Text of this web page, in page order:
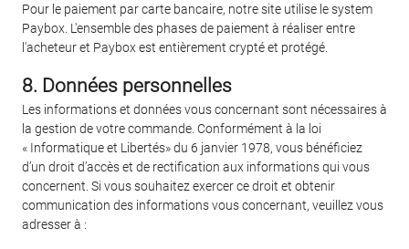
Pour le paiement par carte bancaire, notre site utilise le system
Paybox. L'ensemble des phases de paiement à réaliser entre
l'acheteur et Paybox est entièrement crypté et protégé.
8. Données personnelles
Les informations et données vous concernant sont nécessaires à
la gestion de votre commande. Conformément à la loi
« Informatique et Libertés» du 6 janvier 1978, vous bénéficiez
d’un droit d’accès et de rectification aux informations qui vous
concernent. Si vous souhaitez exercer ce droit et obtenir
communication des informations vous concernant, veuillez vous
adresser à :